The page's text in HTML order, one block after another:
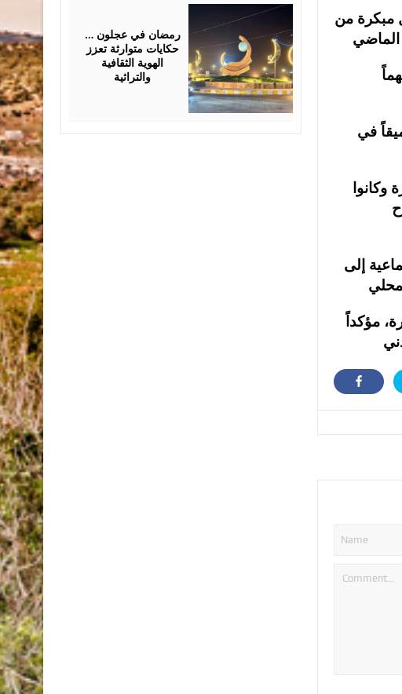
مبكرة من
في
وكانوا
إلى
مؤكداً
رمضان في عجلون …
حكايات متوارثة تعزز
الهوية الثقافية
والتراثية